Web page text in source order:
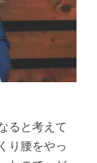
ると考えて
り腰をやっ